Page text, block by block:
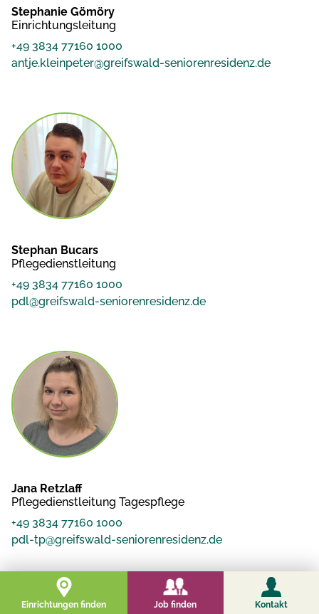
Stephanie Gömöry
Einrichtungsleitung
+49 3834 77160 1000
antje.kleinpeter@greifswald-seniorenresidenz.de
Stephan Bucars
Pflegedienstleitung
+49 3834 77160 1000
pdl@greifswald-seniorenresidenz.de
Jana Retzlaff
Pflegedienstleitung Tagespflege
+49 3834 77160 1000
pdl-tp@greifswald-seniorenresidenz.de
Einrichtungen finden Job finden Kontakt